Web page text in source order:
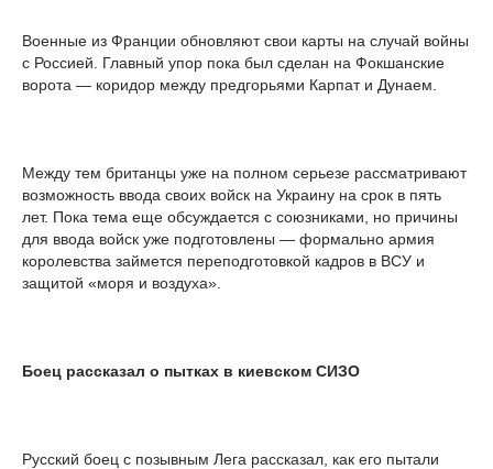
Военные из Франции обновляют свои карты на случай войны
с Россией. Главный упор пока был сделан на Фокшанские
ворота — коридор между предгорьями Карпат и Дунаем.
Между тем британцы уже на полном серьезе рассматривают
возможность ввода своих войск на Украину на срок в пять
лет. Пока тема еще обсуждается с союзниками, но причины
для ввода войск уже подготовлены — формально армия
королевства займется переподготовкой кадров в ВСУ и
защитой «моря и воздуха».
Боец рассказал о пытках в киевском СИЗО
Русский боец с позывным Лега рассказал, как его пытали